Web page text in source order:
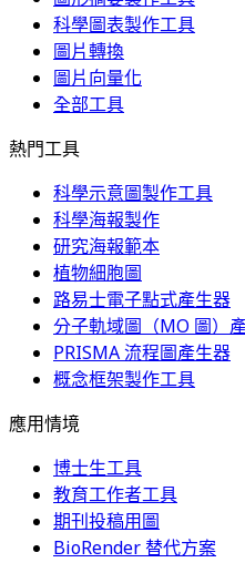
科學圖表製作工具
圖片轉換
圖片向量化
全部工具
熱門工具
科學示意圖製作工具
科學海報製作
研究海報範本
植物細胞圖
路易士電子點式產生器
分子軌域圖（MO 圖）
PRISMA 流程圖產生器
概念框架製作工具
應用情境
博士生工具
教育工作者工具
期刊投稿用圖
BioRender 替代方案